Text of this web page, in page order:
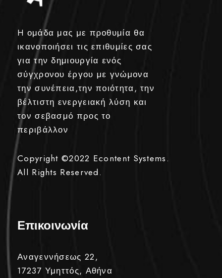
H ομάδα μας με προθυμία θα
ικανοποιήσει τις επιθυμίες σας
για την δημιουργία ενός
σύγχρονου έργου με γνώμονα
την συνέπεια,την ποιότητα, την
βέλτιστη ενεργειακή λύση και
τον σεβασμό προς το
περιβάλλον
Copyright ©2022 Econtent Systems.
All Rights Reserved.
Επικοινωνία
Αναγεννήσεως 22,
17237 Υμηττός, Αθήνα